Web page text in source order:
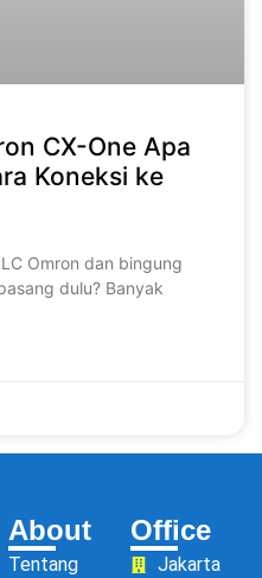
CX-One Apa
Koneksi ke
Omron dan bingung
dulu? Banyak
About
Tentang
Office
Jakarta